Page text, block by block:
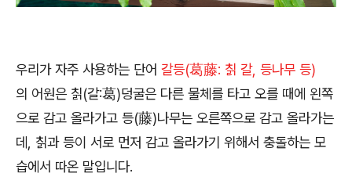
우리가 자주 사용하는 단어 갈등(葛藤: 칡 갈, 등나무 등)
의 어원은 칡(갈:葛)덩굴은 다른 물체를 타고 오를 때에 왼쪽
으로 감고 올라가고 등(藤)나무는 오른쪽으로 감고 올라가는
데, 칡과 등이 서로 먼저 감고 올라가기 위해서 충돌하는 모
습에서 따온 말입니다.